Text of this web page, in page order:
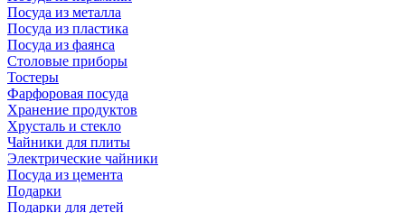
Посуда из металла
Посуда из пластика
Посуда из фаянса
Столовые приборы
Тостеры
Фарфоровая посуда
Хранение продуктов
Хрусталь и стекло
Чайники для плиты
Электрические чайники
Посуда из цемента
Подарки
Подарки для детей